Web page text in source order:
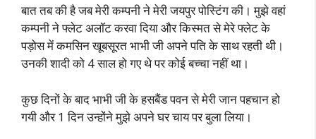
बात तब की है जब मेरी कम्पनी ने मेरी जयपुर पोस्टिंग की। मुझे वहां
कम्पनी ने फ्लेट अलॉट करवा दिया और किस्मत से मेरे फ्लेट के
पड़ोस में कमसिन खूबसूरत भाभी जी अपने पति के साथ रहती थी।
उनकी शादी को 4 साल हो गए थे पर कोई बच्चा नहीं था।
कुछ दिनों के बाद भाभी जी के हसबैंड पवन से मेरी जान पहचान हो
गयी और 1 दिन उन्होंने मुझे अपने घर चाय पर बुला लिया।